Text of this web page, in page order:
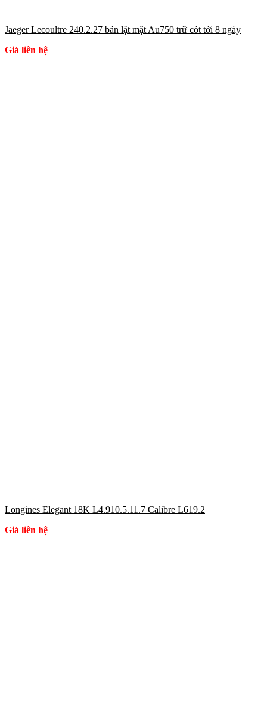
Jaeger Lecoultre 240.2.27 bản lật mặt Au750 trữ cót tới 8 ngày
Giá liên hệ
Longines Elegant 18K L4.910.5.11.7 Calibre L619.2
Giá liên hệ